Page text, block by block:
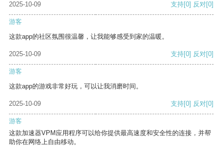
2025-10-09 支持[0] 反对[0]
游客
这款app的社区氛围很温馨，让我能够感受到家的温暖。
2025-10-09 支持[0] 反对[0]
游客
这款app的游戏非常好玩，可以让我消磨时间。
2025-10-09 支持[0] 反对[0]
游客
这款加速器VPM应用程序可以给你提供最高速度和安全性的连接，并帮
助你在网络上自由移动。